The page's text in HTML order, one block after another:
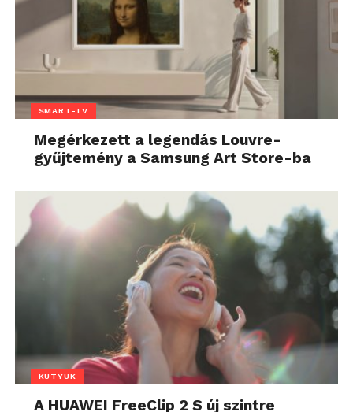
SMART-TV
Megérkezett a legendás Louvre-
gyűjtemény a Samsung Art Store-ba
KÜTYÜK
A HUAWEI FreeClip 2 S új szintre